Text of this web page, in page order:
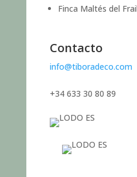
Finca Maltés del
Contacto
info@tiboradeco.com
+34 633 30 80 89